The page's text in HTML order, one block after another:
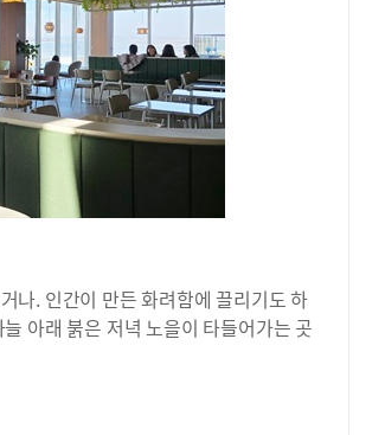
나. 인간이 만든 화려함에 끌리기도 하
아래 붉은 저녁 노을이 타들어가는 곳